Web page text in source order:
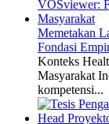
Memetakan
Fondasi
Konteks
Masyarakat
kompetensi...